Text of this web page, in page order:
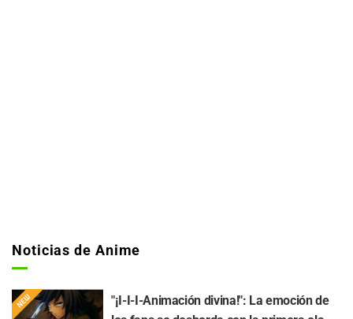
Noticias de Anime
"¡I-I-I-Animación divina!": La emoción de